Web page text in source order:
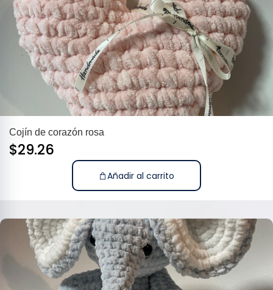
Cojín de corazón rosa
$29.26
Añadir al carrito